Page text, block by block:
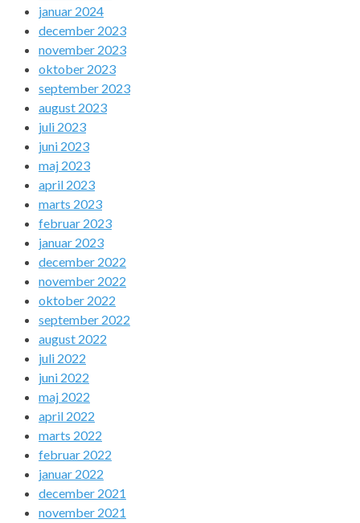
januar 2024
december 2023
november 2023
oktober 2023
september 2023
august 2023
juli 2023
juni 2023
maj 2023
april 2023
marts 2023
februar 2023
januar 2023
december 2022
november 2022
oktober 2022
september 2022
august 2022
juli 2022
juni 2022
maj 2022
april 2022
marts 2022
februar 2022
januar 2022
december 2021
november 2021